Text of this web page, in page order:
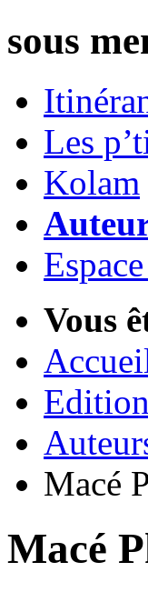
sous
Les
Kolam
Vous
Macé
Macé